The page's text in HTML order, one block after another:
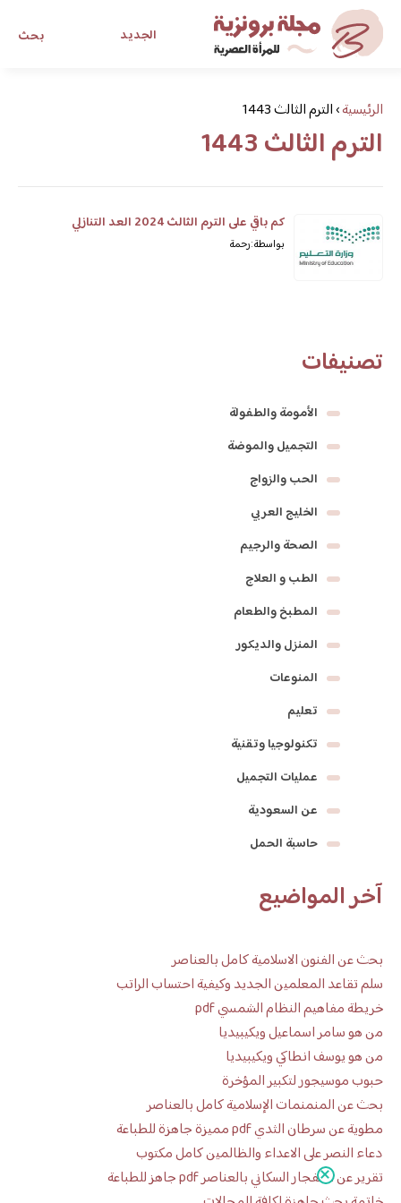
بحث الجديد
مجلة برونزية للفتاة العصريةالرئيسية›الترم الثالث 1443
الترم الثالث 1443
كم باقي على الترم الثالث 2024 العد التنازلي
بواسطة: رحمة
تصنيفات
الأمومة والطفولة
التجميل والموضة
الحب والزواج
الخليج العربي
الصحة والرجيم
الطب و العلاج
المطبخ والطعام
المنزل والديكور
المنوعات
تعليم
تكنولوجيا وتقنية
عمليات التجميل
عن السعودية
حاسبة الحمل
آخر المواضيع
بحث عن الفنون الاسلامية كامل بالعناصر
سلم تقاعد المعلمين الجديد وكيفية احتساب الراتب
خريطة مفاهيم النظام الشمسي pdf
من هو سامر اسماعيل ويكيبيديا
من هو يوسف انطاكي ويكيبيديا
حبوب موسيجور لتكبير المؤخرة
بحث عن المنمنمات الإسلامية كامل بالعناصر
مطوية عن سرطان الثدي pdf مميزة جاهزة للطباعة
دعاء النصر على الاعداء والظالمين كامل مكتوب
تقرير عن الانفجار السكاني بالعناصر pdf جاهز للطباعة